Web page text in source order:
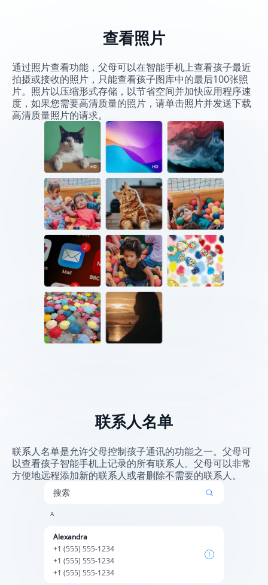
查看照片
通过照片查看功能，父母可以在智能手机上查看孩子最近
拍摄或接收的照片，只能查看孩子图库中的最后100张照
片。照片以压缩形式存储，以节省空间并加快应用程序速
度，如果您需要高清质量的照片，请单击照片并发送下载
高清质量照片的请求。
搜索
А
Alexandra
+1 (555) 555-1234
+1 (555) 555-1234
+1 (555) 555-1234
联系人名单
联系人名单是允许父母控制孩子通讯的功能之一。父母可
以查看孩子智能手机上记录的所有联系人。父母可以非常
方便地远程添加新的联系人或者删除不需要的联系人。